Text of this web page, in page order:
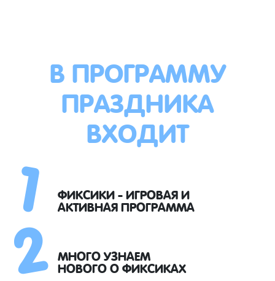
В ПРОГРАММУ
ПРАЗДНИКА
ВХОДИТ
ФИКСИКИ - ИГРОВАЯ И
АКТИВНАЯ ПРОГРАММА
МНОГО УЗНАЕМ
НОВОГО О ФИКСИКАХ